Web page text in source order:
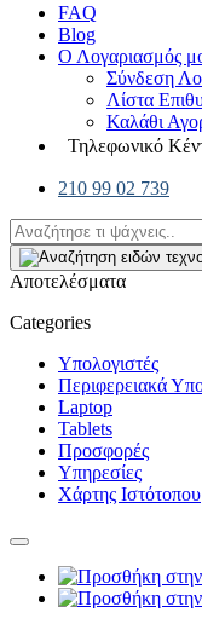
FAQ
Blog
Ο Λογαριασμός
Σύνδεση
Λίστα
Καλάθι
Τηλεφωνικό
210 99 02 739
Αποτελέσματα
Categories
Υπολογιστές
Περιφερειακά
Laptop
Tablets
Προσφορές
Υπηρεσίες
Χάρτης Ιστότοπου